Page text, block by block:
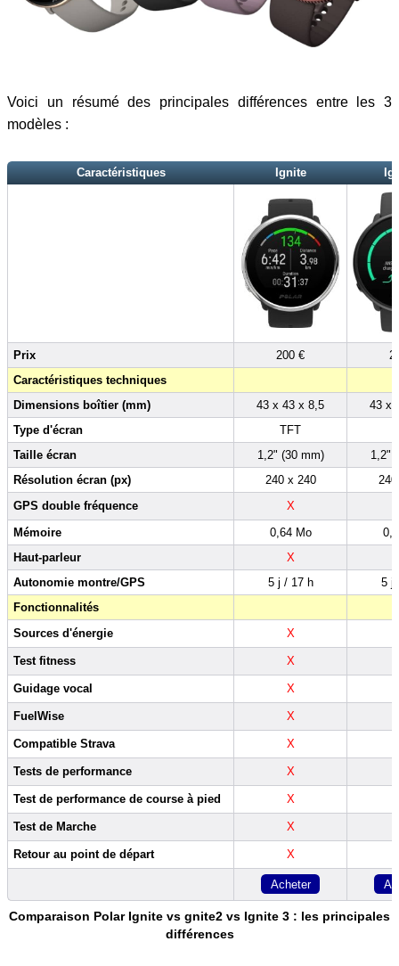
Voici un résumé des principales différences entre les 3
modèles :
Caractéristiques Ignite
Prix 200 €
Caractéristiques techniques
Dimensions boîtier (mm)
43 x 43 x 8,5
43 x
Type d'écran
TFT
Taille écran
1,2" (30 mm)
1,2"
Résolution écran (px)
240 x 240
GPS double fréquence
X
Mémoire
0,64 Mo
Haut-parleur
X
Autonomie montre/GPS
5 j / 17 h
5 j
Fonctionnalités
Sources d'énergie
X
Test fitness X
Guidage vocal X
FuelWise X
Compatible Strava X
Tests de performance X
Test de performance de course à pied X
Test de Marche X
Retour au point de départ X
Acheter
Comparaison Polar Ignite vs gnite2 vs Ignite 3 : les principales
différences